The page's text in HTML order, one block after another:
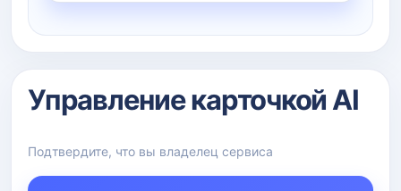
Управление карточкой AI
Подтвердите, что вы владелец сервиса